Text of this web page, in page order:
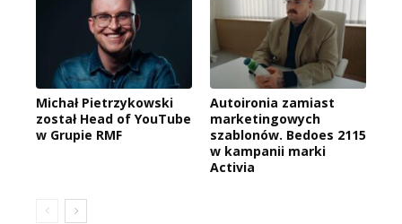
Michał Pietrzykowski
został Head of YouTube
w Grupie RMF
Autoironia zamiast
marketingowych
szablonów. Bedoes 2115
w kampanii marki
Activia